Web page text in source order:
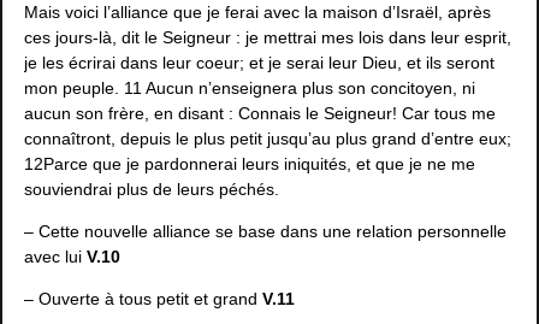
Mais voici l’alliance que je ferai avec la maison d’Israël, après
ces jours-là, dit le Seigneur : je mettrai mes lois dans leur esprit,
je les écrirai dans leur coeur; et je serai leur Dieu, et ils seront
mon peuple. 11 Aucun n’enseignera plus son concitoyen, ni
aucun son frère, en disant : Connais le Seigneur! Car tous me
connaîtront, depuis le plus petit jusqu’au plus grand d’entre eux;
12Parce que je pardonnerai leurs iniquités, et que je ne me
souviendrai plus de leurs péchés.
– Cette nouvelle alliance se base dans une relation personnelle
avec luiV.10
– Ouverte à tous petit et grandV.11